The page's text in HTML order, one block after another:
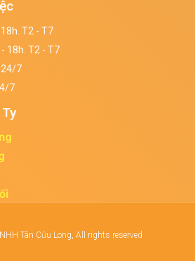
T2 - T7
18h. T2 - T7
24/7
7
Tân Cửu Long, All rights reserved